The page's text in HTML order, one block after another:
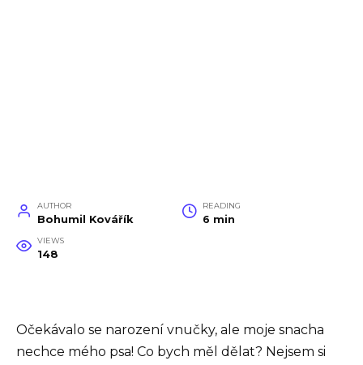
AUTHOR
Bohumil Kovářík
READING
6 min
VIEWS
148
Očekávalo se narození vnučky, ale moje snacha
nechce mého psa! Co bych měl dělat? Nejsem si